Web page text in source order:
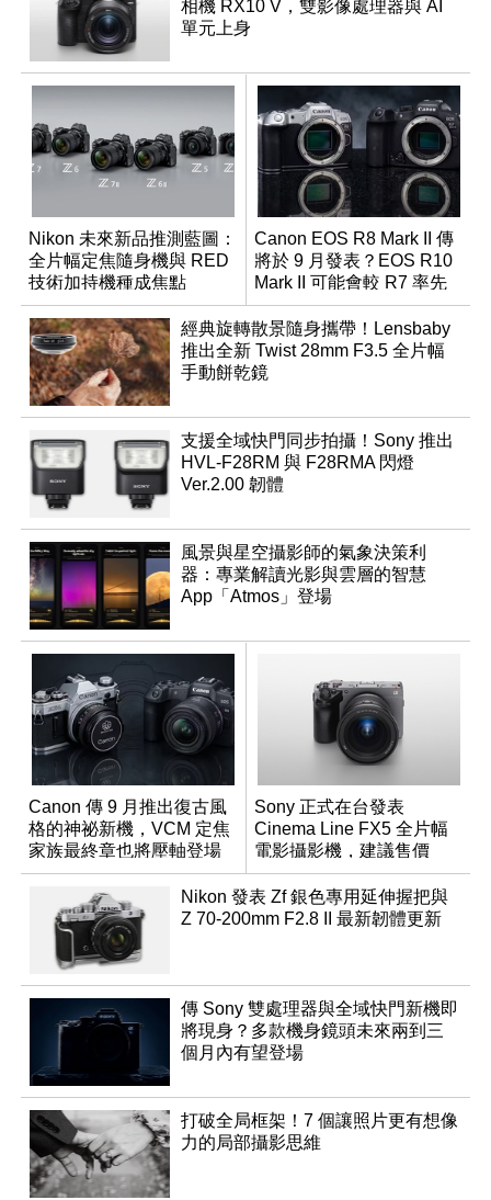
相機 RX10 V，雙影像處理器與 AI
單元上身
Nikon 未來新品推測藍圖：
全片幅定焦隨身機與 RED
技術加持機種成焦點
Canon EOS R8 Mark II 傳
將於 9 月發表？EOS R10
Mark II 可能會較 R7 率先
推出
經典旋轉散景隨身攜帶！Lensbaby
推出全新 Twist 28mm F3.5 全片幅
手動餅乾鏡
支援全域快門同步拍攝！Sony 推出
HVL-F28RM 與 F28RMA 閃燈
Ver.2.00 韌體
風景與星空攝影師的氣象決策利
器：專業解讀光影與雲層的智慧
App「Atmos」登場
Canon 傳 9 月推出復古風
格的神祕新機，VCM 定焦
家族最終章也將壓軸登場
Sony 正式在台發表
Cinema Line FX5 全片幅
電影攝影機，建議售價
NT$144,980
Nikon 發表 Zf 銀色專用延伸握把與
Z 70-200mm F2.8 II 最新韌體更新
傳 Sony 雙處理器與全域快門新機即
將現身？多款機身鏡頭未來兩到三
個月內有望登場
打破全局框架！7 個讓照片更有想像
力的局部攝影思維